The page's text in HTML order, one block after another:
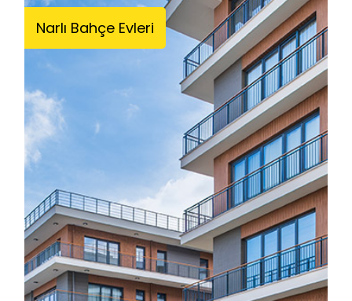
Narlı Bahçe Evleri